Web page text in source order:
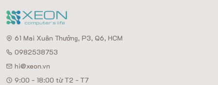
61 Mai Xuân Thưởng, P3, Q6, HCM
0982538753
hi@xeon.vn
9:00 - 18:00 từ T2 - T7